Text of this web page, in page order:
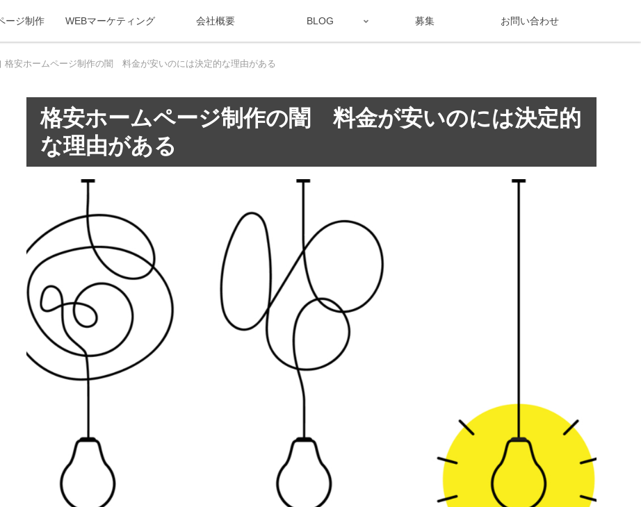
ージ制作 WEBマーケティング 会社概要 BLOG 募集 お問い合わせ
格安ホームページ制作の闇 料金が安いのには決定的な理由がある
格安ホームページ制作の闇 料金が安いのには決定的
な理由がある